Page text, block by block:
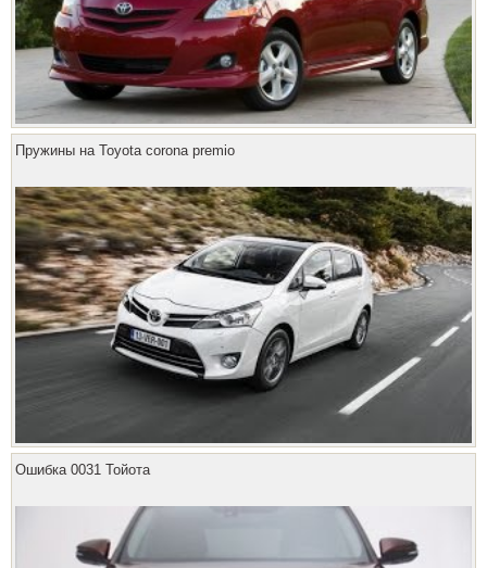
Пружины на Toyota corona premio
Ошибка 0031 Тойота